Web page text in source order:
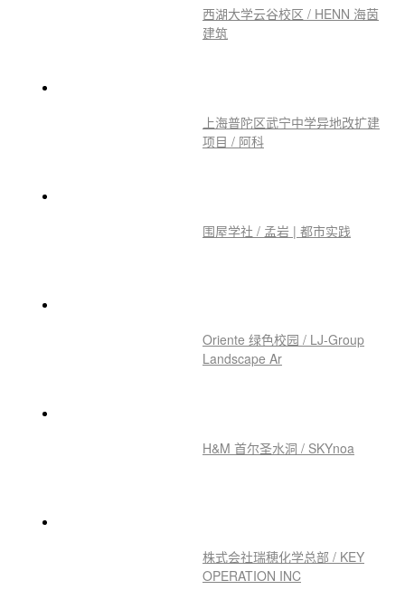
西湖大学云谷校区 / HENN 海茵
建筑
上海普陀区武宁中学异地改扩建
项目 / 阿科
围屋学社 / 孟岩 | 都市实践
Oriente 绿色校园 / LJ-Group
Landscape Ar
H&M 首尔圣水洞 / SKYnoa
株式会社瑞穂化学总部 / KEY
OPERATION INC